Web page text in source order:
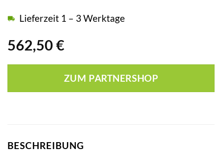
562,50 €
Lieferzeit 1 – 3 Werktage
ZUM PARTNERSHOP
BESCHREIBUNG